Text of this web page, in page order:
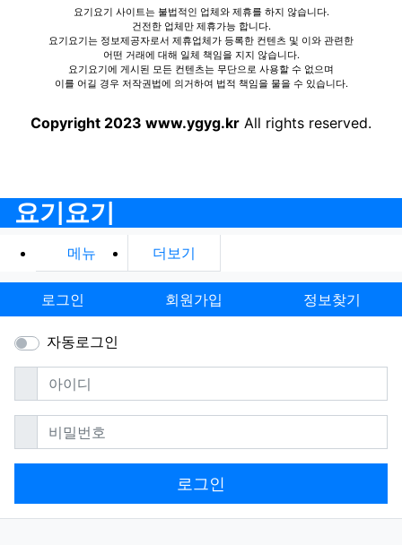
요기요기 사이트는 불법적인 업체와 제휴를 하지 않습니다.
건전한 업체만 제휴가능 합니다.
요기요기는 정보제공자로서 제휴업체가 등록한 컨텐츠 및 이와 관련한
어떤 거래에 대해 일체 책임을 지지 않습니다.
요기요기에 게시된 모든 컨텐츠는 무단으로 사용할 수 없으며
이를 어길 경우 저작권법에 의거하여 법적 책임을 물을 수 있습니다.
Copyright 2023 www.ygyg.kr All rights reserved.
요기요기
메뉴 더보기
로그인 회원가입 정보찾기
자동로그인
아이디필수
비밀번호필수
로그인